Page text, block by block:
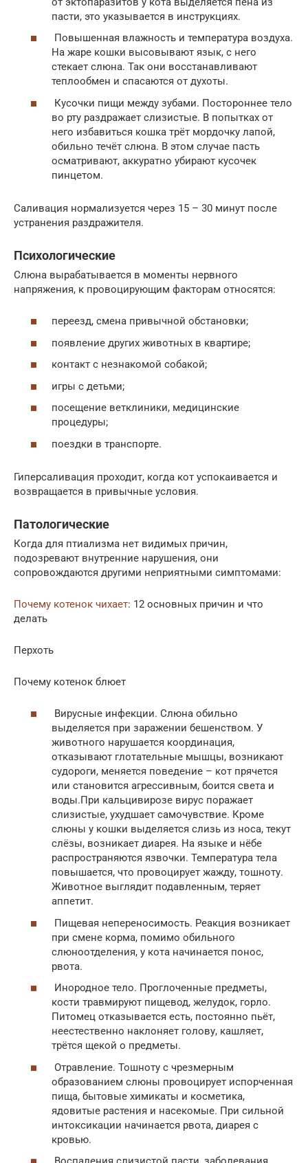
пасти, это указывается в инструкциях.
Повышенная влажность и температура воздуха.
На жаре кошки высовывают язык, с него
стекает слюна. Так они восстанавливают
теплообмен и спасаются от духоты.
Кусочки пищи между зубами. Постороннее тело
во рту раздражает слизистые. В попытках от
него избавиться кошка трёт мордочку лапой,
обильно течёт слюна. В этом случае пасть
осматривают, аккуратно убирают кусочек
пинцетом.
Саливация нормализуется через 15 – 30 минут после
устранения раздражителя.
Психологические
Слюна вырабатывается в моменты нервного
напряжения, к провоцирующим факторам относятся:
переезд, смена привычной обстановки;
появление других животных в квартире;
контакт с незнакомой собакой;
игры с детьми;
посещение ветклиники, медицинские
процедуры;
поездки в транспорте.
Гиперсаливация проходит, когда кот успокаивается и
возвращается в привычные условия.
Патологические
Когда для птиализма нет видимых причин,
подозревают внутренние нарушения, они
сопровождаются другими неприятными симптомами:
Почему котенок чихает: 12 основных причин и что
делать
Перхоть
Почему котенок блюет
Вирусные инфекции. Слюна обильно
выделяется при заражении бешенством. У
животного нарушается координация,
отказывают глотательные мышцы, возникают
судороги, меняется поведение – кот прячется
или становится агрессивным, боится света и
воды.При кальцивирозе вирус поражает
слизистые, ухудшает самочувствие. Кроме
слюны у кошки выделяется слизь из носа, текут
слёзы, возникает диарея. На языке и нёбе
распространяются язвочки. Температура тела
повышается, что провоцирует жажду, тошноту.
Животное выглядит подавленным, теряет
аппетит.
Пищевая непереносимость. Реакция возникает
при смене корма, помимо обильного
слюноотделения, у кота начинается понос,
рвота.
Инородное тело. Проглоченные предметы,
кости травмируют пищевод, желудок, горло.
Питомец отказывается есть, постоянно пьёт,
неестественно наклоняет голову, кашляет,
трётся щекой о предметы.
Отравление. Тошноту с чрезмерным
образованием слюны провоцирует испорченная
пища, бытовые химикаты и косметика,
ядовитые растения и насекомые. При сильной
интоксикации начинается рвота, диарея с
кровью.